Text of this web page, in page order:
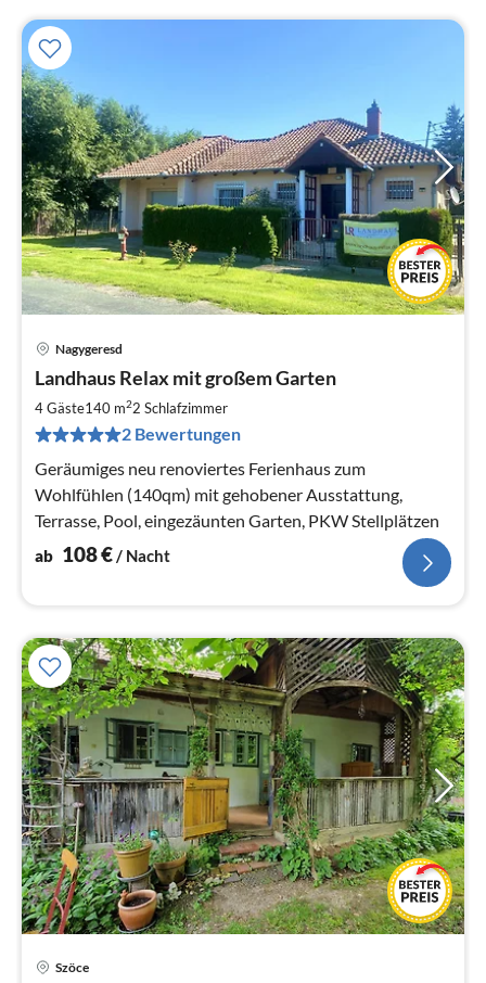
Nagygeresd
Landhaus Relax mit großem Garten
4 Gäste140 m22 Schlafzimmer
2 Bewertungen
Geräumiges neu renoviertes Ferienhaus zum
Wohlfühlen (140qm) mit gehobener Ausstattung,
Terrasse, Pool, eingezäunten Garten, PKW Stellplätzen
ab 108€/ Nacht
Szöce